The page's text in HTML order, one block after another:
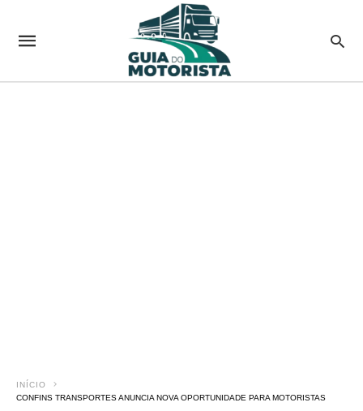
INÍCIO
CONFINS TRANSPORTES ANUNCIA NOVA OPORTUNIDADE PARA MOTORISTAS